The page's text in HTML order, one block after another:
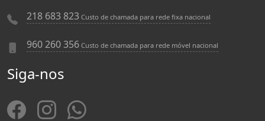
218 683 823 Custo de chamada para rede fixa nacional
960 260 356 Custo de chamada para rede móvel nacional
Siga-nos